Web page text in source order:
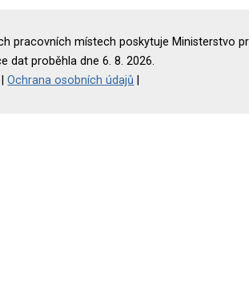
pracovních místech poskytuje Ministerstvo
dat proběhla dne 6. 8. 2026.
|Ochrana osobních údajů